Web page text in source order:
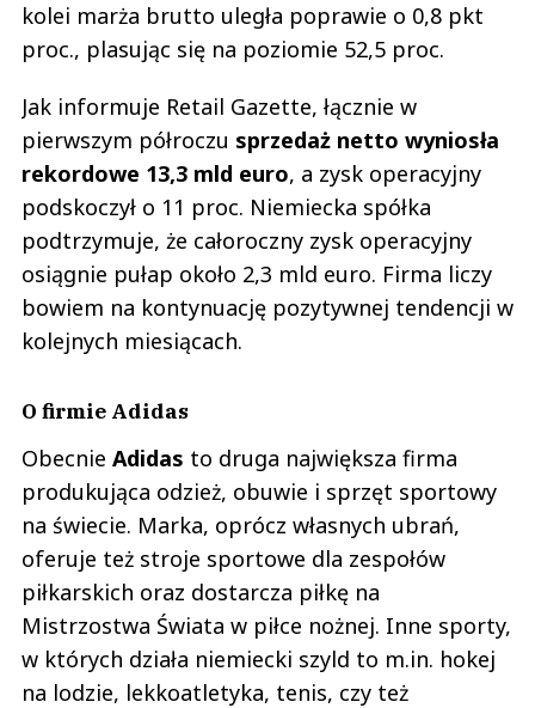
kolei marża brutto uległa poprawie o 0,8 pkt
proc., plasując się na poziomie 52,5 proc.
Jak informuje Retail Gazette, łącznie w
pierwszym półroczu sprzedaż netto wyniosła
rekordowe 13,3 mld euro, a zysk operacyjny
podskoczył o 11 proc. Niemiecka spółka
podtrzymuje, że całoroczny zysk operacyjny
osiągnie pułap około 2,3 mld euro. Firma liczy
bowiem na kontynuację pozytywnej tendencji w
kolejnych miesiącach.
O firmie Adidas
Obecnie Adidas to druga największa firma
produkująca odzież, obuwie i sprzęt sportowy
na świecie. Marka, oprócz własnych ubrań,
oferuje też stroje sportowe dla zespołów
piłkarskich oraz dostarcza piłkę na
Mistrzostwa Świata w piłce nożnej. Inne sporty,
w których działa niemiecki szyld to m.in. hokej
na lodzie, lekkoatletyka, tenis, czy też